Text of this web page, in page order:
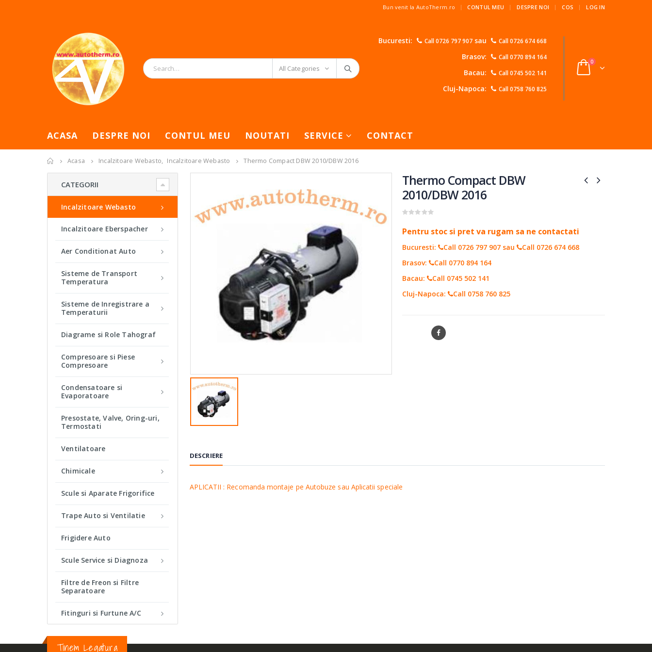
Bun venit la AutoTherm.ro | CONTUL MEU DESPRE NOI COS LOG IN
All Categories
Bucuresti: Call 0726 797 907sau Call 0726 674 668
Brasov: Call 0770 894 164
Bacau: Call 0745 502 141
Cluj-Napoca: Call 0758 760 825
0
ACASA DESPRE NOI CONTUL MEU NOUTATI SERVICE CONTACT
Acasa Incalzitoare Webasto, Incalzitoare Webasto Thermo Compact DBW 2010/DBW 2016
Thermo Compact DBW
2010/DBW 2016
Pentru stoc si pret va rugam sa ne contactati
Bucuresti: Call 0726 797 907sau
Call 0726 674 668
Brasov:
Call 0770 894 164
Bacau:
Call 0745 502 141
Cluj-Napoca:
Call 0758 760 825
DESCRIERE
APLICATII : Recomanda montaje pe Autobuze sau Aplicatii speciale
CATEGORII
Incalzitoare Webasto
Incalzitoare Eberspacher
Aer Conditionat Auto
Sisteme de Transport
Temperatura
Sisteme de Inregistrare a
Temperaturii
Diagrame si Role Tahograf
Compresoare si Piese
Compresoare
Condensatoare si
Evaporatoare
Presostate, Valve, Oring-uri,
Termostati
Ventilatoare
Chimicale
Scule si Aparate Frigorifice
Trape Auto si Ventilatie
Frigidere Auto
Scule Service si Diagnoza
Filtre de Freon si Filtre
Separatoare
Fitinguri si Furtune A/C
Tinem Legatura